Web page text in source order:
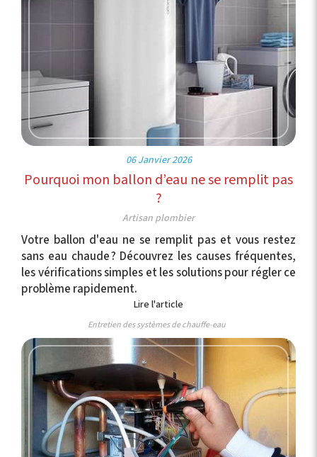
06 Janvier 2026
Pourquoi mon ballon d’eau ne se remplit pas
?
Artisan plombier
Votre ballon d'eau ne se remplit pas et vous restez
sans eau chaude ? Découvrez les causes fréquentes,
les vérifications simples et les solutions pour régler ce
problème rapidement.
Lire l'article
Entretien des systèmes de chauffe-eau